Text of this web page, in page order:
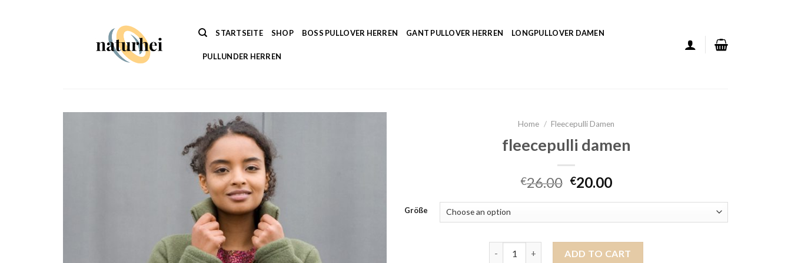
STARTSEITE SHOP BOSS PULLOVER HERREN GANT PULLOVER HERREN LONGPULLOVER DAMEN
PULLUNDER HERREN
Home / Fleecepulli Damen
fleecepulli damen
€26.00 €20.00
Größe
ADD TO CART